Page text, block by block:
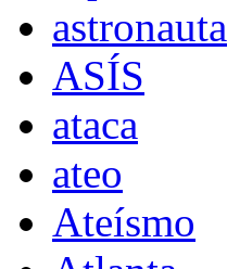
astronauta
ASÍS
ataca
ateo
Ateísmo